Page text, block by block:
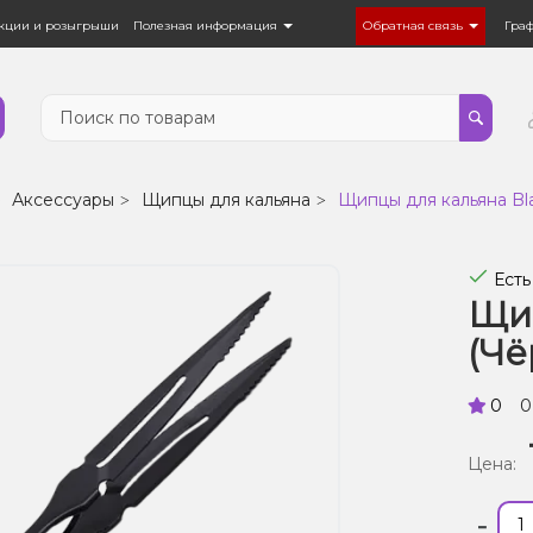
и розыгрыши Полезная информация Обратная связь
Аксессуары Щипцы для кальяна Щипцы для кальяна
0
Цена:
-